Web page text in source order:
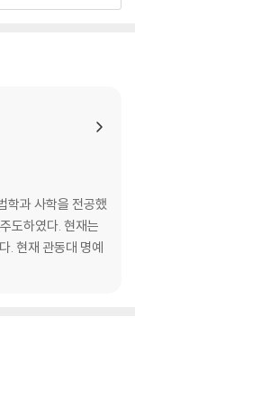
학과 사학을 전공했
도하였다. 현재는
. 현재 관동대 명예